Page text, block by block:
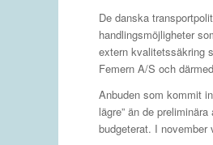
De danska
handlingsmöjligheter
extern kvalitetssäkring
Femern A/S och
Anbuden som kommit
lägre” än de
budgeterat. I november